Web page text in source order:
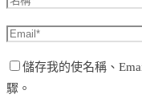
儲存我的使名稱、
驟。